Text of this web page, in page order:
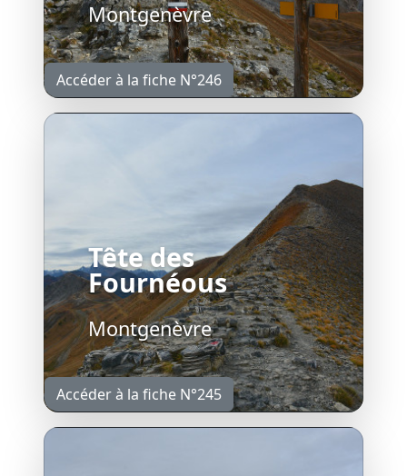
Montgenèvre
Accéder à la fiche N°246
Tête des
Fournéous
Montgenèvre
Accéder à la fiche N°245